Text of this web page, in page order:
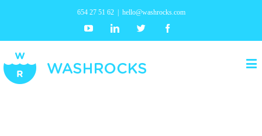
654 27 51 62 hello@washrocks.com
YoutubeLinkedin Twitter